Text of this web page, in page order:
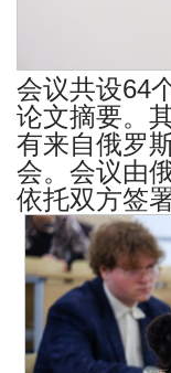
会议共设64
论文摘要。
有来自俄罗
会。会议由
依托双方签